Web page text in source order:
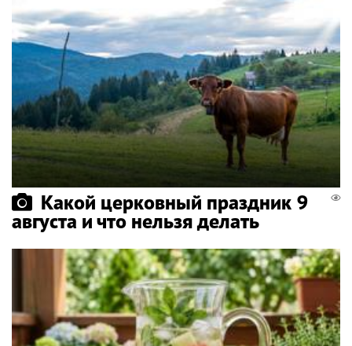
Какой церковный праздник 9
августа и что нельзя делать